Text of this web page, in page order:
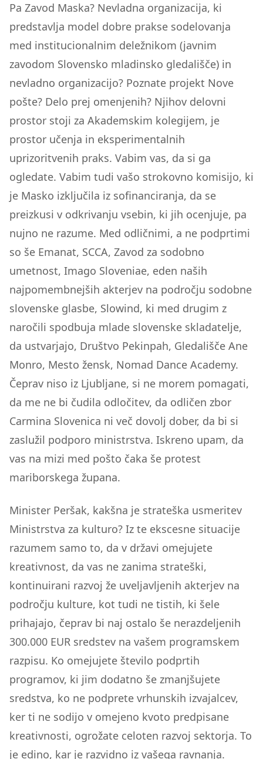
Pa Zavod Maska? Nevladna organizacija, ki
predstavlja model dobre prakse sodelovanja
med institucionalnim deležnikom (javnim
zavodom Slovensko mladinsko gledališče) in
nevladno organizacijo? Poznate projekt Nove
pošte? Delo prej omenjenih? Njihov delovni
prostor stoji za Akademskim kolegijem, je
prostor učenja in eksperimentalnih
uprizoritvenih praks. Vabim vas, da si ga
ogledate. Vabim tudi vašo strokovno komisijo, ki
je Masko izključila iz sofinanciranja, da se
preizkusi v odkrivanju vsebin, ki jih ocenjuje, pa
nujno ne razume. Med odličnimi, a ne podprtimi
so še Emanat, SCCA, Zavod za sodobno
umetnost, Imago Sloveniae, eden naših
najpomembnejših akterjev na področju sodobne
slovenske glasbe, Slowind, ki med drugim z
naročili spodbuja mlade slovenske skladatelje,
da ustvarjajo, Društvo Pekinpah, Gledališče Ane
Monro, Mesto žensk, Nomad Dance Academy.
Čeprav niso iz Ljubljane, si ne morem pomagati,
da me ne bi čudila odločitev, da odličen zbor
Carmina Slovenica ni več dovolj dober, da bi si
zaslužil podporo ministrstva. Iskreno upam, da
vas na mizi med pošto čaka še protest
mariborskega župana.
Minister Peršak, kakšna je strateška usmeritev
Ministrstva za kulturo? Iz te ekscesne situacije
razumem samo to, da v državi omejujete
kreativnost, da vas ne zanima strateški,
kontinuirani razvoj že uveljavljenih akterjev na
področju kulture, kot tudi ne tistih, ki šele
prihajajo, čeprav bi naj ostalo še nerazdeljenih
300.000 EUR sredstev na vašem programskem
razpisu. Ko omejujete število podprtih
programov, ki jim dodatno še zmanjšujete
sredstva, ko ne podprete vrhunskih izvajalcev,
ker ti ne sodijo v omejeno kvoto predpisane
kreativnosti, ogrožate celoten razvoj sektorja. To
je edino, kar je razvidno iz vašega ravnanja.